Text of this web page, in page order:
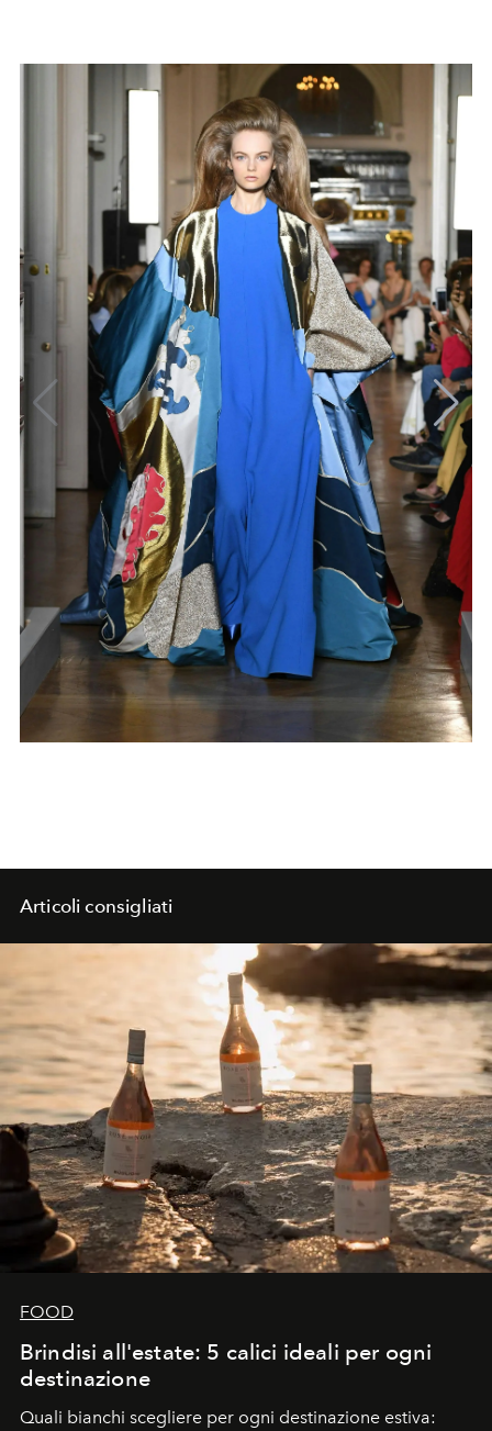
Articoli consigliati
FOOD
Brindisi all'estate: 5 calici ideali per ogni
destinazione
Quali bianchi scegliere per ogni destinazione estiva: